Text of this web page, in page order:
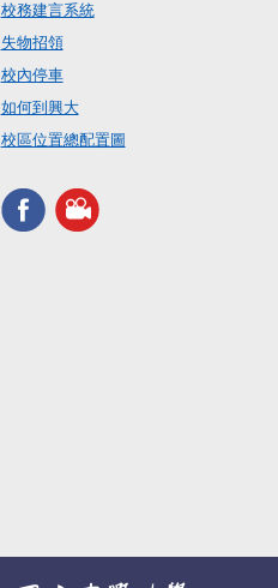
校務建言系統
失物招領
校內停車
如何到興大
校區位置總配置圖